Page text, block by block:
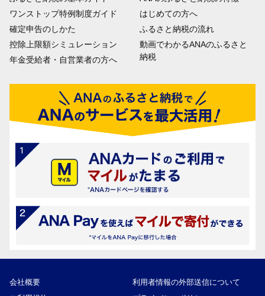
ワンストップ特例制度ガイド
確定申告のしかた
控除上限額シミュレーション
年金受給者・自営業者の方へ
はじめての方へ
ふるさと納税の流れ
動画でわかるANAのふるさと
納税
会社概要
利用者情報の外部送信について